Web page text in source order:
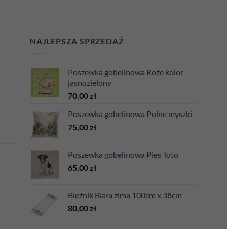
NAJLEPSZA SPRZEDAŻ
Poszewka gobelinowa Róże kolor
jasnozielony
70,00 zł
Poszewka gobelinowa Polne myszki
75,00 zł
Poszewka gobelinowa Pies Toto
65,00 zł
Bieżnik Biała zima 100cm x 38cm
80,00 zł